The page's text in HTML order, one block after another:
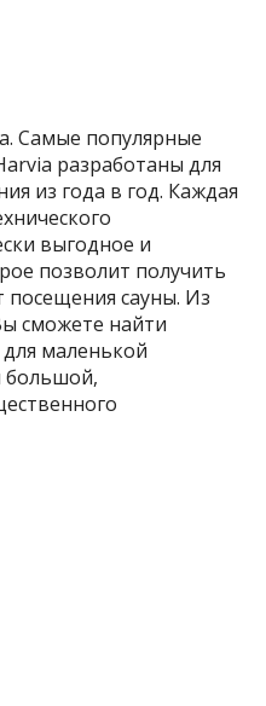
Самые популярные
разработаны для
из года в год. Каждая
выгодное и
позволит получить
сауны. Из
сможете найти
маленькой
большой,